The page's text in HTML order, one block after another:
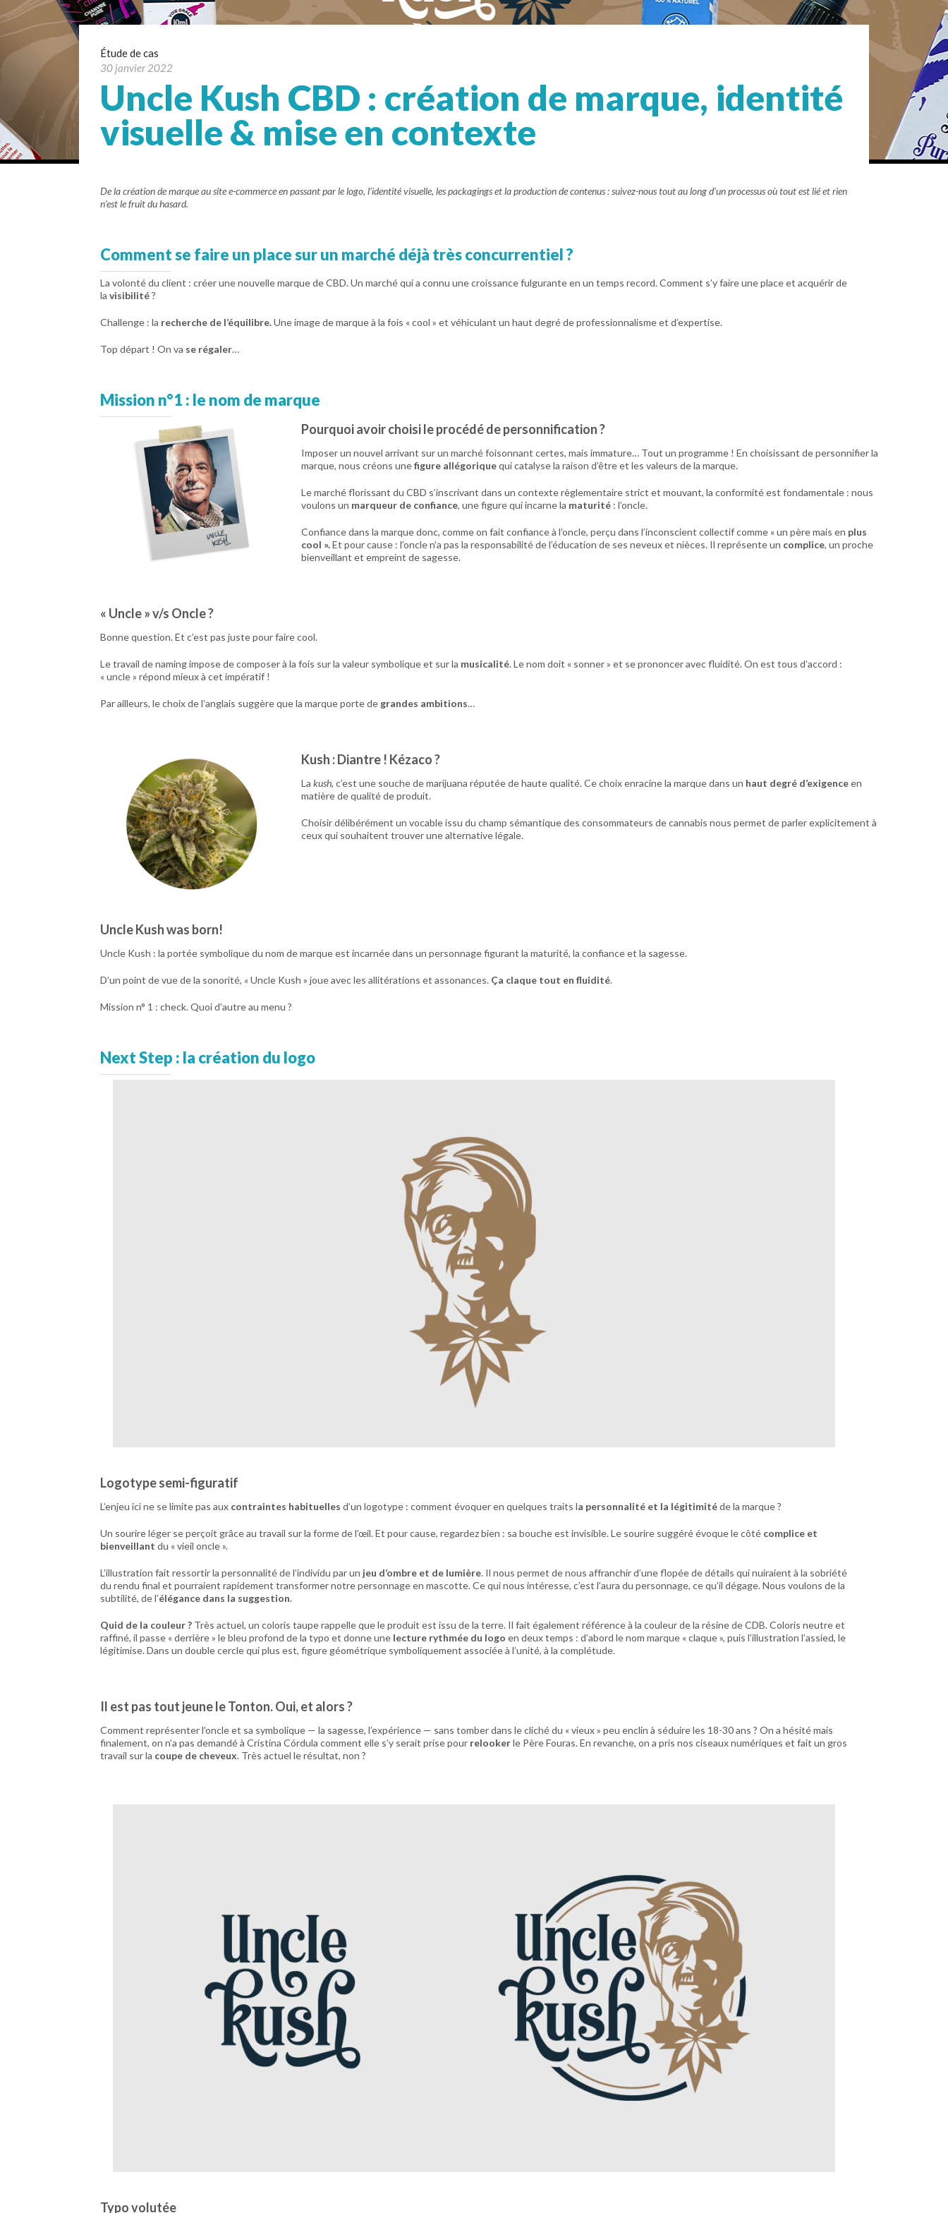
Étude de cas
30 janvier 2022
Uncle Kush CBD : création de marque, identité
visuelle & mise en contexte
De la création de marque au site e-commerce en passant par le logo, l’identité visuelle, les packagings et la production de contenus : suivez-nous tout au long d’un processus où tout est lié et rien
n’est le fruit du hasard.
Comment se faire un place sur un marché déjà très concurrentiel ?
La volonté du client : créer une nouvelle marque de CBD. Un marché qui a connu une croissance fulgurante en un temps record. Comment s’y faire une place et acquérir de
la visibilité?
Challenge : la recherche de l’équilibre.Une image de marque à la fois « cool » et véhiculant un haut degré de professionnalisme et d’expertise.
Top départ ! On va se régaler…
Mission n°1 : le nom de marque
Pourquoi avoir choisi le procédé de personnification ?
Imposer un nouvel arrivant sur un marché foisonnant certes, mais immature… Tout un programme ! En choisissant de personnifier la
marque, nous créons unefigure allégoriquequicatalyse la raison d’être et les valeurs de la marque.
Le marché florissant du CBD s’inscrivant dans un contexte règlementaire strict et mouvant, la conformité est fondamentale : nous
voulons un marqueur de confiance, une figure qui incarne la maturité : l’oncle.
Confiance dans la marque donc, comme on fait confiance à l’oncle, perçu dans l’inconscient collectif comme « un père mais en plus
cool ».Et pour cause : l’oncle n’a pas la responsabilité de l’éducation de ses neveux et nièces. Il représente un complice, un proche
bienveillant et empreint de sagesse.
« Uncle » v/s Oncle ?
Bonne question. Et c’est pas juste pour faire cool.
Le travail de naming impose de composer à la fois sur la valeur symbolique et sur la musicalité. Le nom doit « sonner » et se prononcer avec fluidité. On est tous d’accord :
« uncle » répond mieux à cet impératif !
Par ailleurs, le choix de l’anglais suggère que la marque porte de grandes ambitions…
Kush : Diantre ! Kézaco ?
La kush, c’est une souche de marijuana réputée de haute qualité. Ce choix enracine la marque dans un haut degré d’exigenceen
matière de qualité de produit.
Choisir délibérément un vocable issu du champ sémantique des consommateurs de cannabis nous permet de parler explicitement à
ceux qui souhaitent trouver une alternative légale.
Uncle Kush was born!
Uncle Kush : la portée symbolique du nom de marque est incarnée dans un personnage figurant la maturité, la confiance et la sagesse.
D’un point de vue de la sonorité, « Uncle Kush » joue avec les allitérations et assonances. Ça claque tout en fluidité.
Mission n° 1 : check. Quoi d’autre au menu ?
Next Step : la création du logo
Logotype semi-figuratif
L’enjeu ici ne se limite pas aux contraintes habituelles d’un logotype : comment évoquer en quelques traits la personnalité et la légitimitéde la marque ?
Un sourire léger se perçoit grâce au travail sur la forme de l’œil. Et pour cause, regardez bien : sa bouche est invisible. Le sourire suggéré évoque le côté complice et
bienveillant du « vieil oncle ».
L’illustration fait ressortir la personnalité de l’individu par un jeu d’ombre et de lumière. Il nous permet de nous affranchir d’une flopée de détails qui nuiraient à la sobriété
du rendu final et pourraient rapidement transformer notre personnage en mascotte. Ce qui nous intéresse, c’est l’aura du personnage, ce qu’il dégage. Nous voulons de la
subtilité, de l’élégance dans la suggestion.
Quid de la couleur ? Très actuel, un coloris taupe rappelle que le produit est issu de la terre. Il fait également référence à la couleur de la résine de CDB. Coloris neutre et
raffiné, il passe « derrière » le bleu profond de la typo et donne une lecture rythmée du logo en deux temps : d’abord le nom marque « claque », puis l’illustration l’assied, le
légitimise. Dans un double cercle qui plus est, figure géométrique symboliquement associée à l’unité, à la complétude.
Il est pas tout jeune le Tonton. Oui, et alors ?
Comment représenter l’oncle et sa symbolique — la sagesse, l’expérience — sans tomber dans le cliché du « vieux » peu enclin à séduire les 18-30 ans ? On a hésité mais
finalement, on n’a pas demandé à Cristina Córdula comment elle s’y serait prise pour relookerle Père Fouras. En revanche, on a pris nos ciseaux numériques et fait un gros
travail sur la coupe de cheveux. Très actuel le résultat, non ?
Typo volutée